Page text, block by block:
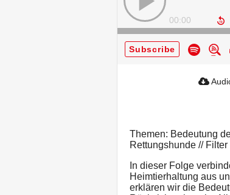
00:00
Subscribe
Themen: Bedeutung
Rettungshunde //
In dieser Folge
Heimtierhaltung aus
erklären wir die